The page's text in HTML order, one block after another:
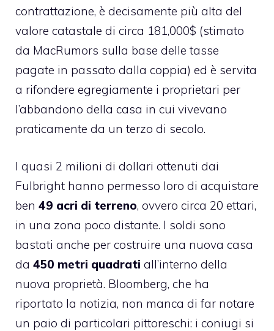
contrattazione, è decisamente più alta del
valore catastale di circa 181,000$ (stimato
da MacRumors sulla base delle tasse
pagate in passato dalla coppia) ed è servita
a rifondere egregiamente i proprietari per
l’abbandono della casa in cui vivevano
praticamente da un terzo di secolo.
I quasi 2 milioni di dollari ottenuti dai
Fulbright hanno permesso loro di acquistare
ben 49 acri di terreno, ovvero circa 20 ettari,
in una zona poco distante. I soldi sono
bastati anche per costruire una nuova casa
da 450 metri quadrati all’interno della
nuova proprietà. Bloomberg, che ha
riportato la notizia, non manca di far notare
un paio di particolari pittoreschi: i coniugi si